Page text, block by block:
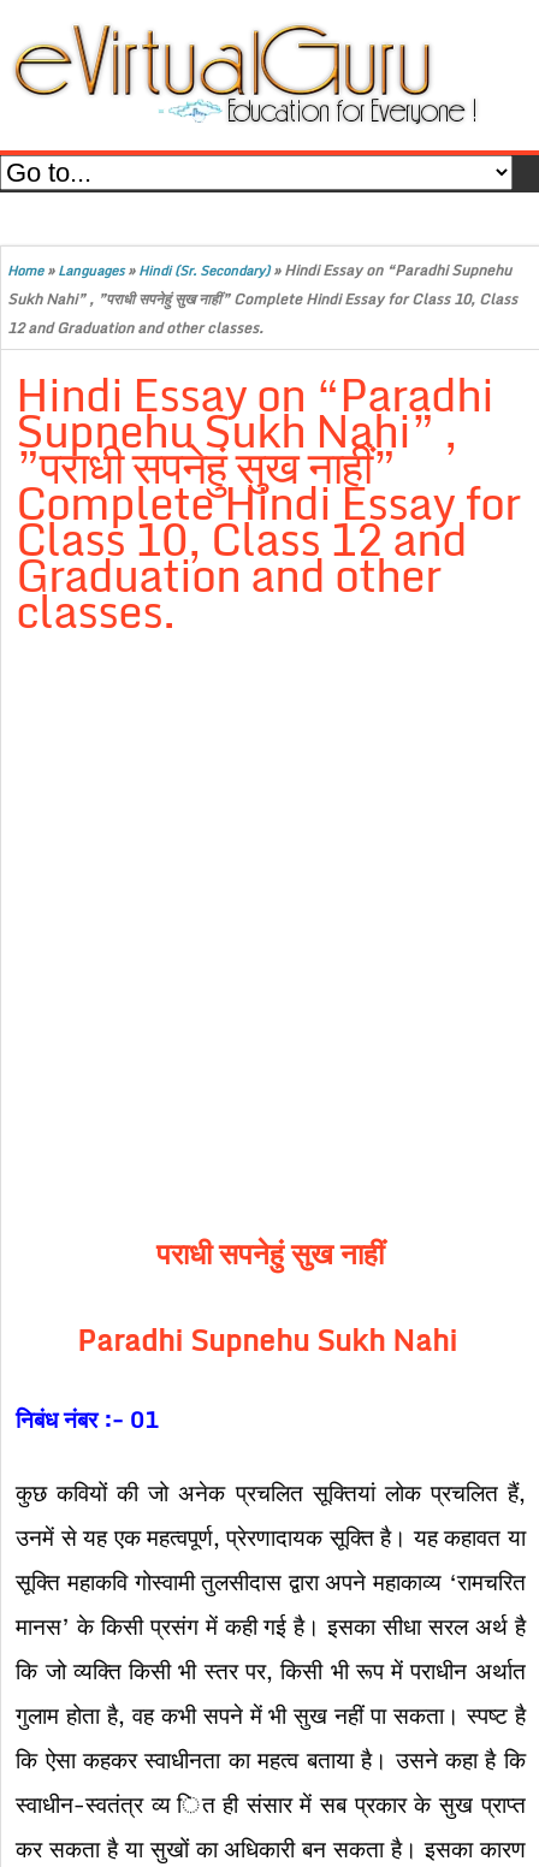
Home»Languages»Hindi (Sr. Secondary)»Hindi Essay on “Paradhi Supnehu
Sukh Nahi” , ”पराधी सपनेहुं सुख नाहीं” Complete Hindi Essay for Class 10, Class
12 and Graduation and other classes.
Hindi Essay on “Paradhi
Supnehu Sukh Nahi” ,
”पराधी सपनेहुं सुख नाहीं”
Complete Hindi Essay for
Class 10, Class 12 and
Graduation and other
classes.
पराधी सपनेहुं सुख नाहीं
Paradhi Supnehu Sukh Nahi
निबंध नंबर :- 01
कुछ कवियों की जो अनेक प्रचलित सूक्तियां लोक प्रचलित हैं,
उनमें से यह एक महत्वपूर्ण, प्रेरणादायक सूक्ति है। यह कहावत या
सूक्ति महाकवि गोस्वामी तुलसीदास द्वारा अपने महाकाव्य ‘रामचरित
मानस’ के किसी प्रसंग में कही गई है। इसका सीधा सरल अर्थ है
कि जो व्यक्ति किसी भी स्तर पर, किसी भी रूप में पराधीन अर्थात
गुलाम होता है, वह कभी सपने में भी सुख नहीं पा सकता। स्पष्ट है
कि ऐसा कहकर स्वाधीनता का महत्व बताया है। उसने कहा है कि
स्वाधीन-स्वतंत्र व्य ित ही संसार में सब प्रकार के सुख प्राप्त
कर सकता है या सुखों का अधिकारी बन सकता है। इसका कारण